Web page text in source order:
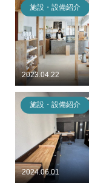
2023.04.22
施設・設備紹介
2024.06.01
施設・設備紹介